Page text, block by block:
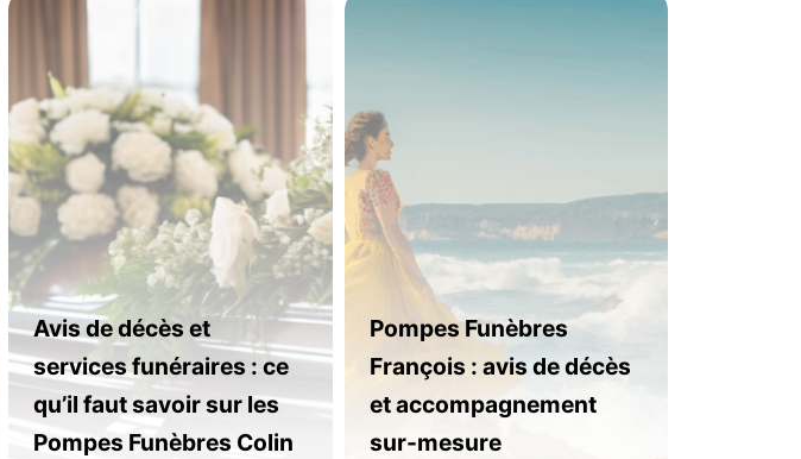
Avis de décès et
services funéraires : ce
qu’il faut savoir sur les
Pompes Funèbres Colin
Pompes Funèbres
François : avis de décès
et accompagnement
sur-mesure